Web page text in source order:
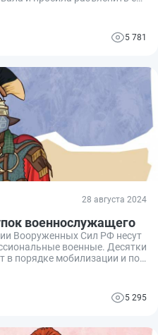
замену приписного
5 781
28 августа 2024
военнослужащего
Вооруженных Сил РФ несут
военные. Десятки
порядке мобилизации и по
что при различных
им грозит привлечение
Разберем, что такое5 295